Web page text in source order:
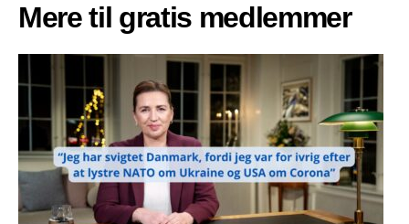
Mere til gratis medlemmer